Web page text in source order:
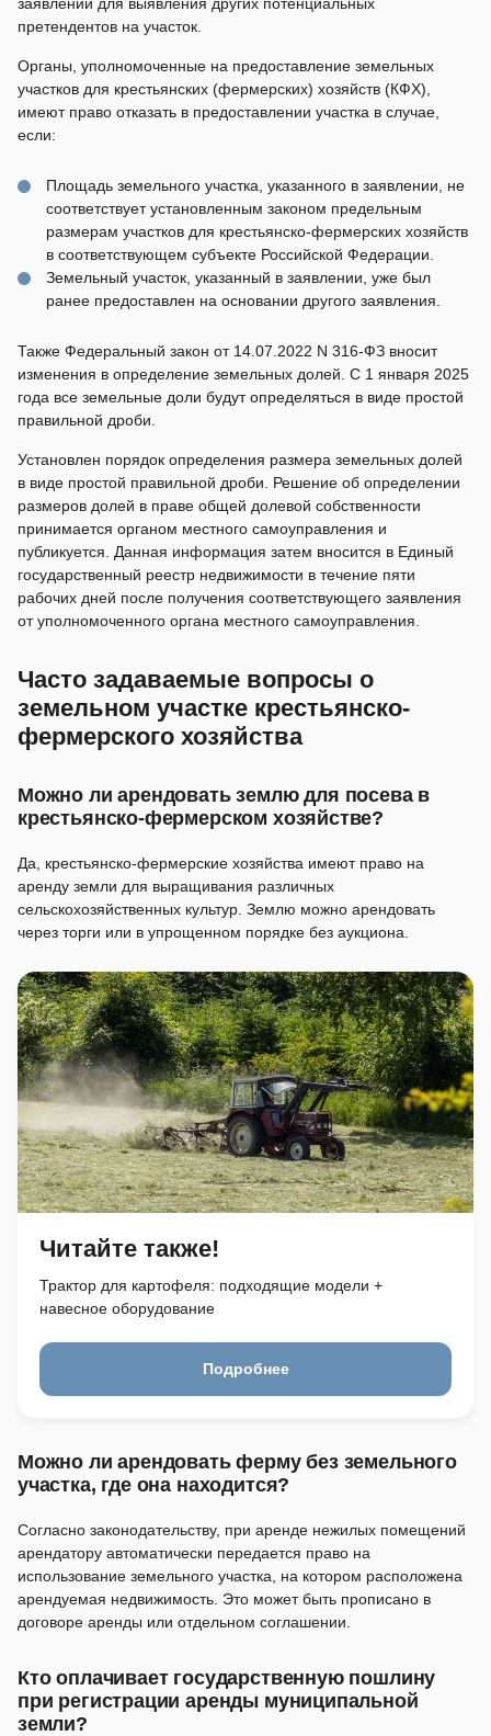
претендентов на участок.
Органы, уполномоченные на предоставление земельных
участков для крестьянских (фермерских) хозяйств (КФХ),
имеют право отказать в предоставлении участка в случае,
если:
Площадь земельного участка, указанного в заявлении, не
соответствует установленным законом предельным
размерам участков для крестьянско-фермерских хозяйств
в соответствующем субъекте Российской Федерации.
Земельный участок, указанный в заявлении, уже был
ранее предоставлен на основании другого заявления.
Также Федеральный закон от 14.07.2022 N 316-ФЗ вносит
изменения в определение земельных долей. С 1 января 2025
года все земельные доли будут определяться в виде простой
правильной дроби.
Установлен порядок определения размера земельных долей
в виде простой правильной дроби. Решение об определении
размеров долей в праве общей долевой собственности
принимается органом местного самоуправления и
публикуется. Данная информация затем вносится в Единый
государственный реестр недвижимости в течение пяти
рабочих дней после получения соответствующего заявления
от уполномоченного органа местного самоуправления.
Часто задаваемые вопросы о
земельном участке крестьянско-
фермерского хозяйства
Можно ли арендовать землю для посева в
крестьянско-фермерском хозяйстве?
Да, крестьянско-фермерские хозяйства имеют право на
аренду земли для выращивания различных
сельскохозяйственных культур. Землю можно арендовать
через торги или в упрощенном порядке без аукциона.
Читайте также!
Трактор для картофеля: подходящие модели +
навесное оборудование
Подробнее
Можно ли арендовать ферму без земельного
участка, где она находится?
Согласно законодательству, при аренде нежилых помещений
арендатору автоматически передается право на
использование земельного участка, на котором расположена
арендуемая недвижимость. Это может быть прописано в
договоре аренды или отдельном соглашении.
Кто оплачивает государственную пошлину
при регистрации аренды муниципальной
земли?